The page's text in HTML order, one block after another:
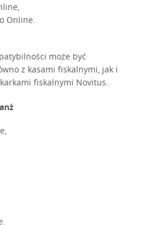
Online.
może być
z kasami fiskalnymi, jak i
fiskalnymi Novitus.